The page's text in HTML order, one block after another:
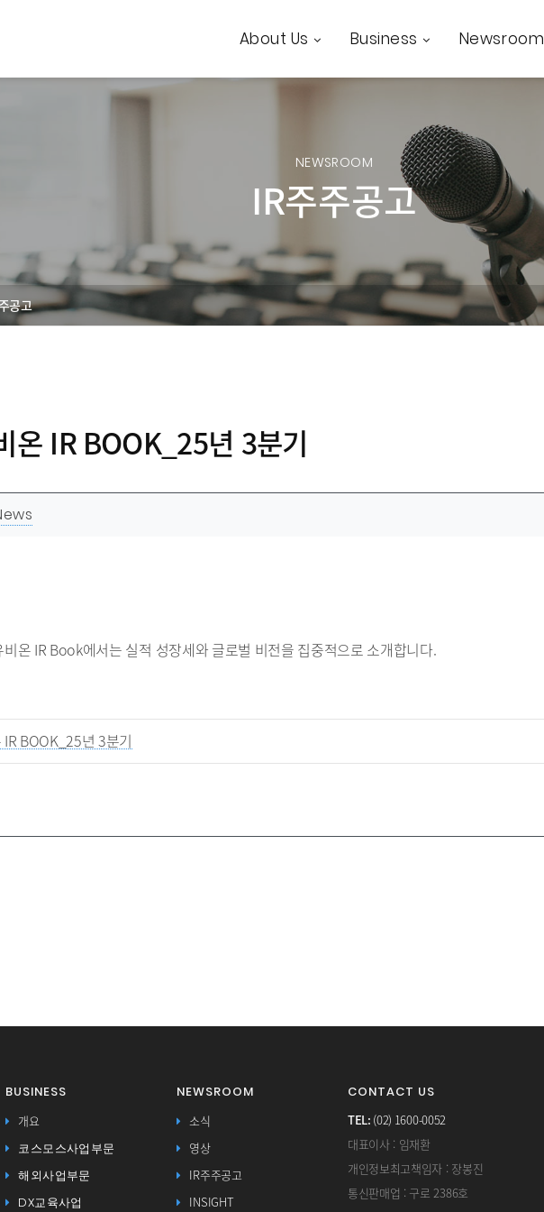
About Us Business Newsroom
NEWSROOM
IR주주공고
공고
온 IR BOOK_25년 3분기
온 IR Book에서는 실적 성장세와 글로벌 비전을 집중적으로 소개합니다.
IR BOOK_25년 3분기
BUSINESS
개요
코스모스사업부문
해외사업부문
DX교육사업
NEWSROOM
소식
영상
IR주주공고
INSIGHT
CONTACT US
TEL: (02) 1600-0052
대표이사 : 임재환
개인정보최고책임자 : 장봉진
통신판매업 : 구로 2386호